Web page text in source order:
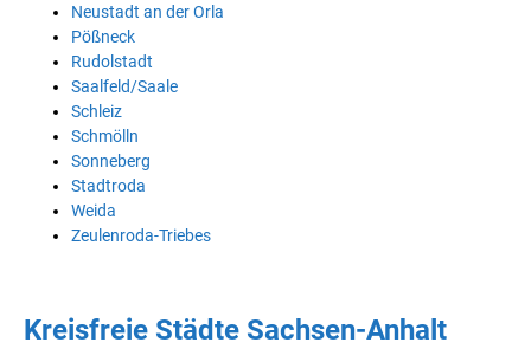
Neustadt an der Orla
Pößneck
Rudolstadt
Saalfeld/Saale
Schleiz
Schmölln
Sonneberg
Stadtroda
Weida
Zeulenroda-Triebes
Kreisfreie Städte Sachsen-Anhalt